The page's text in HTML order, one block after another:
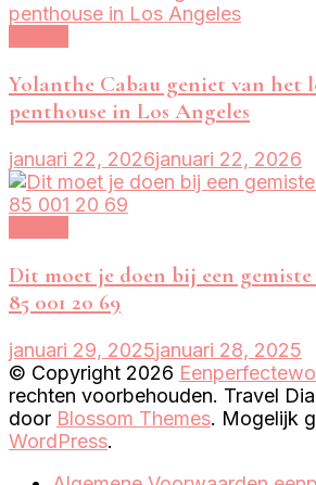
Yolanthe Cabau geniet van het
penthouse in Los Angeles
januari 22, 2026januari 22, 2026
Dit moet je doen bij een gemiste
85 001 20 69
januari 29, 2025januari 28, 2025
© Copyright 2026
rechten voorbehouden. Travel
door Blossom Themes. Mogelijk
WordPress.